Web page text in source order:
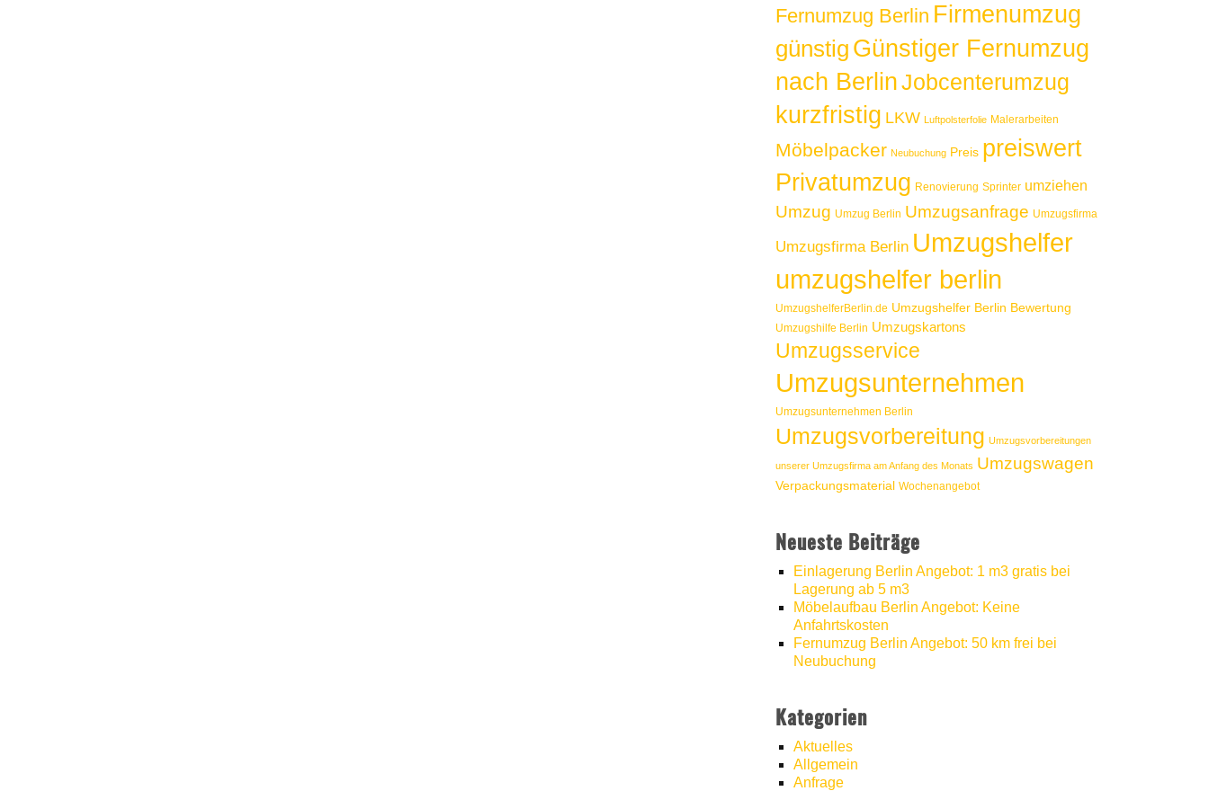
Fernumzug Berlin Firmenumzug
günstig Günstiger Fernumzug
nach BerlinJobcenterumzug
kurzfristig LKW Luftpolsterfolie Malerarbeiten
Möbelpacker Neubuchung Preis preiswert
Privatumzug Renovierung Sprinter umziehen
Umzug Umzug Berlin Umzugsanfrage Umzugsfirma
Umzugsfirma Berlin Umzugshelfer
umzugshelfer berlin
UmzugshelferBerlin.de Umzugshelfer Berlin Bewertung
Umzugshilfe Berlin Umzugskartons
Umzugsservice
Umzugsunternehmen
Umzugsunternehmen Berlin
Umzugsvorbereitung Umzugsvorbereitungen
unserer Umzugsfirma am Anfang des Monats Umzugswagen
Verpackungsmaterial Wochenangebot
Neueste Beiträge
Einlagerung Berlin Angebot: 1 m3 gratis bei
Lagerung ab 5 m3
Möbelaufbau Berlin Angebot: Keine
Anfahrtskosten
Fernumzug Berlin Angebot: 50 km frei bei
Neubuchung
Kategorien
Aktuelles
Allgemein
Anfrage